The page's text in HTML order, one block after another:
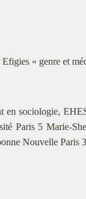
Efigies « genre et
en sociologie,
Paris 5 Marie-
Nouvelle Paris 3